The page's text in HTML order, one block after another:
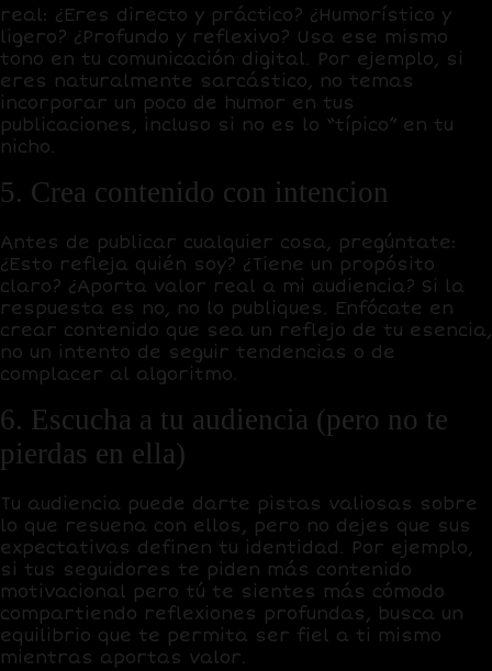
real: ¿Eres directo y práctico? ¿Humorístico y
ligero? ¿Profundo y reflexivo? Usa ese mismo
tono en tu comunicación digital. Por ejemplo, si
eres naturalmente sarcástico, no temas
incorporar un poco de humor en tus
publicaciones, incluso si no es lo “típico” en tu
nicho.
5. Crea contenido con intencion
Antes de publicar cualquier cosa, pregúntate:
¿Esto refleja quién soy? ¿Tiene un propósito
claro? ¿Aporta valor real a mi audiencia? Si la
respuesta es no, no lo publiques. Enfócate en
crear contenido que sea un reflejo de tu esencia,
no un intento de seguir tendencias o de
complacer al algoritmo.
6. Escucha a tu audiencia (pero no te
pierdas en ella)
Tu audiencia puede darte pistas valiosas sobre
lo que resuena con ellos, pero no dejes que sus
expectativas definen tu identidad. Por ejemplo,
si tus seguidores te piden más contenido
motivacional pero tú te sientes más cómodo
compartiendo reflexiones profundas, busca un
equilibrio que te permita ser fiel a ti mismo
mientras aportas valor.